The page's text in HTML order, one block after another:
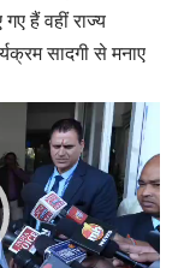
हैं वहीं राज्य
सादगी से मनाए